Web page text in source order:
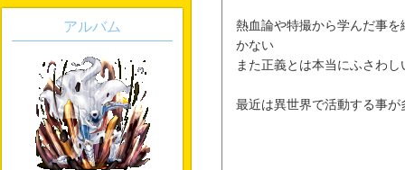
熱血論や特撮から学んだ事
かない
また正義とは本当にふさわ
最近は異世界で活動する事
アルバム